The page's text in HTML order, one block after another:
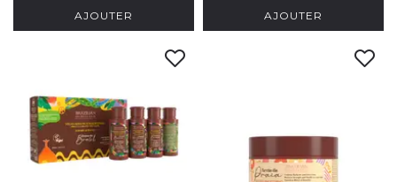
AJOUTER AJOUTER